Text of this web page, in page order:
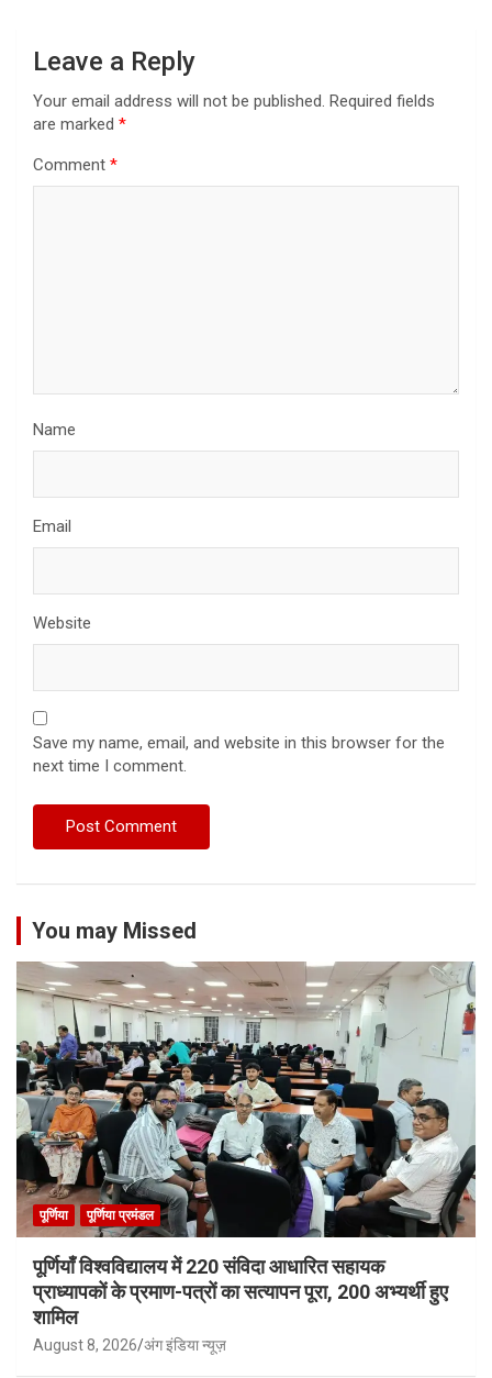
Leave a Reply
Your email address will not be published. Required fields
are marked *
Comment *
Name
Email
Website
Save my name, email, and website in this browser for the
next time I comment.
You may Missed
पूर्णिया पूर्णिया प्रमंडल
पूर्णियाँ विश्वविद्यालय में 220 संविदा आधारित सहायक
प्राध्यापकों के प्रमाण-पत्रों का सत्यापन पूरा, 200 अभ्यर्थी हुए
शामिल
August 8, 2026 अंग इंडिया न्यूज़